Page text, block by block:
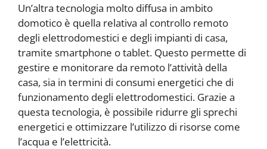
Un’altra tecnologia molto diffusa in ambito
domotico è quella relativa al controllo remoto
degli elettrodomestici e degli impianti di casa,
tramite smartphone o tablet. Questo permette di
gestire e monitorare da remoto l’attività della
casa, sia in termini di consumi energetici che di
funzionamento degli elettrodomestici. Grazie a
questa tecnologia, è possibile ridurre gli sprechi
energetici e ottimizzare l’utilizzo di risorse come
l’acqua e l’elettricità.